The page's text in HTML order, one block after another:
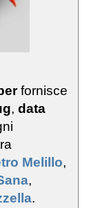
fornisce
, data
Melillo,
,
.